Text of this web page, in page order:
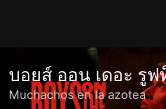
บอยส์ ออน เดอะ รู
Muchachos en la azotea